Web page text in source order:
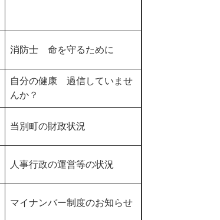
消防士 命を守るために
自分の健康 過信していませ
んか？
当別町の財政状況
人事行政の運営等の状況
マイナンバー制度のお知らせ